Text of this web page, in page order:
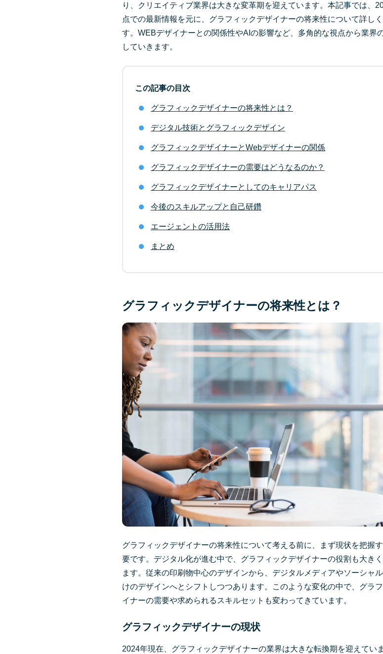
り、クリエイティブ業界は大きな変革期を迎えています。本記事では、
点での最新情報を元に、グラフィックデザイナーの将来性について詳し
す。WEBデザイナーとの関係性やAIの影響など、多角的な視点から業界
していきます。
この記事の目次
グラフィックデザイナーの将来性とは？
デジタル技術とグラフィックデザイン
グラフィックデザイナーとWebデザイナーの関係
グラフィックデザイナーの需要はどうなるのか？
グラフィックデザイナーとしてのキャリアパス
今後のスキルアップと自己研鑽
エージェントの活用法
まとめ
グラフィックデザイナーの将来性とは？
グラフィックデザイナーの将来性について考える前に、まず現状を把握
要です。デジタル化が進む中で、グラフィックデザイナーの役割も大き
ます。従来の印刷物中心のデザインから、デジタルメディアやソーシャ
けのデザインへとシフトしつつあります。このような変化の中で、グラ
イナーの需要や求められるスキルセットも変わってきています。
グラフィックデザイナーの現状
2024年現在、グラフィックデザイナーの業界は大きな転換期を迎えてい